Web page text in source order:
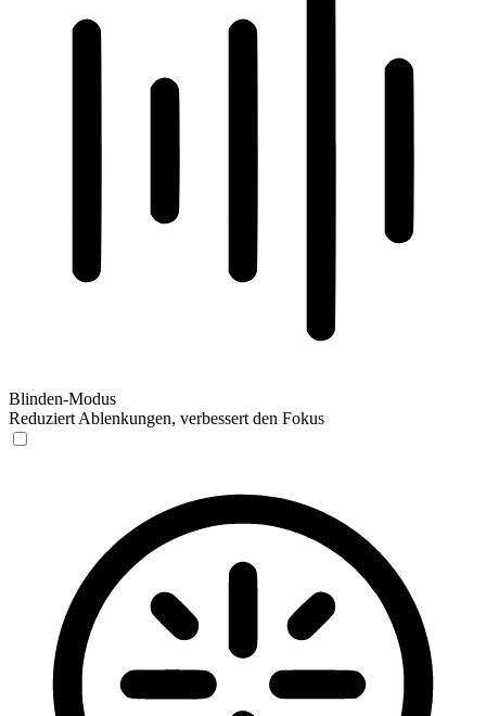
Blinden-Modus
Reduziert Ablenkungen, verbessert den Fokus